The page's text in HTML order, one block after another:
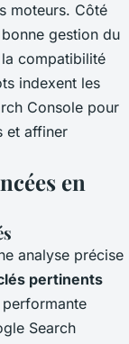
moteurs. Côté
gestion du
compatibilité
indexent les
Console pour
et affiner
en
analyse précise
pertinents
performante
Search